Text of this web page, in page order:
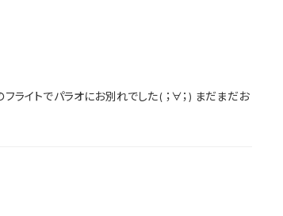
ライトでパラオにお別れでした( ；∀；) まだまだお